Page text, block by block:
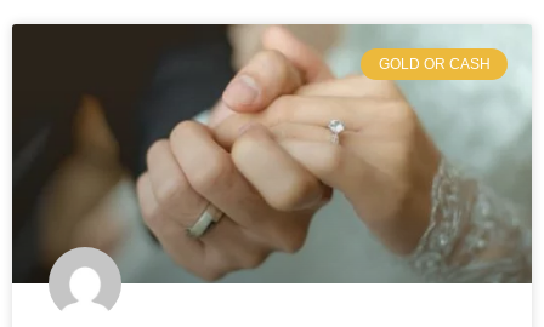
GOLD OR CASH